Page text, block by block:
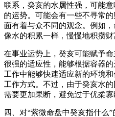
联系，癸亥的水属性强，可能
的运势。可能会有一些不寻常
面有着与众不同的观念。例如
像水的积累一样，慢慢地积攒财
在事业运势上，癸亥可能赋予
很强的适应性，能够根据容器
工作中能够快速适应新的环境
工作方式。不过，由于癸亥水
需要更加果断，避免过于优柔寡
四、对“紫微命盘中癸亥指什么”